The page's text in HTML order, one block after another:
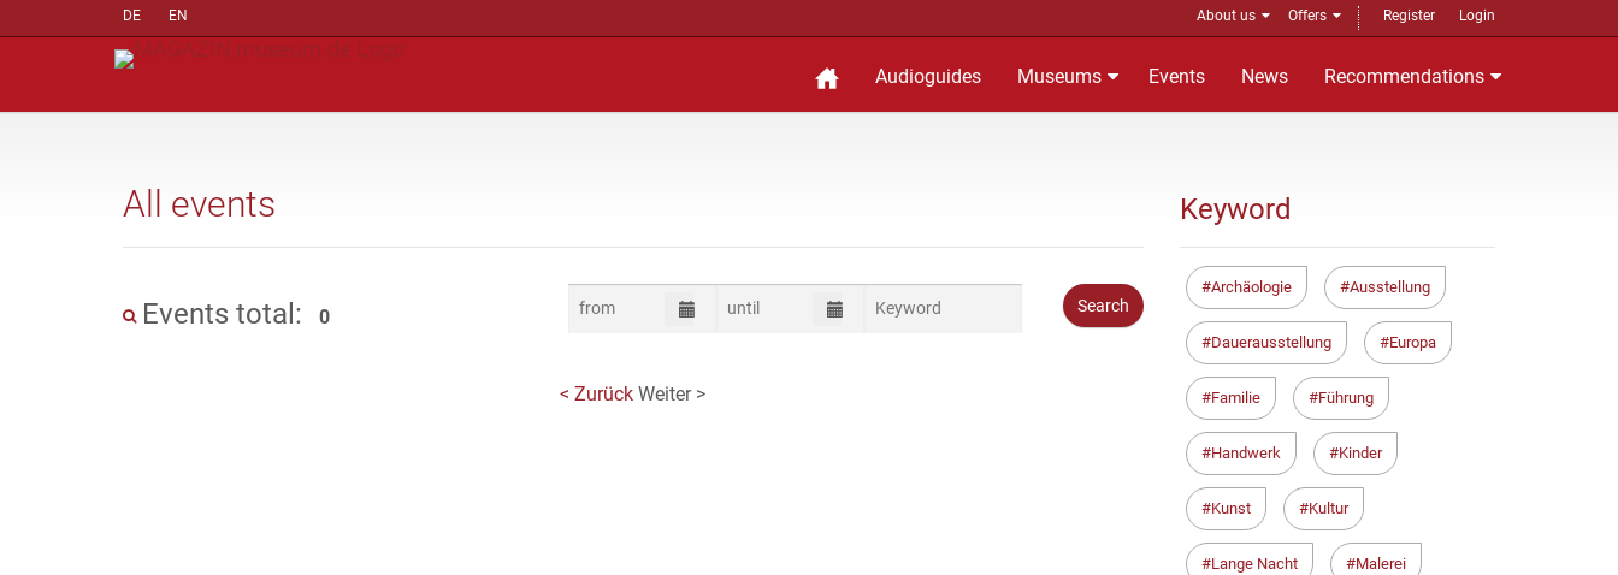
DE EN About us Offers Register Login
Audioguides Museums Events News Recommendations
All events
Events total: 0
< ZurückWeiter >
Keyword
Archäologie Ausstellung
Dauerausstellung Europa
Familie Führung
Handwerk Kinder
Kunst Kultur
Lange Nacht Malerei